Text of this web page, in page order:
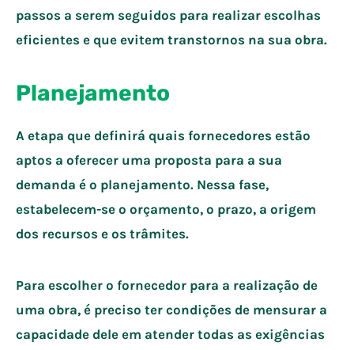
passos a serem seguidos para realizar escolhas
eficientes e que evitem transtornos na sua obra.
Planejamento
A etapa que definirá quais fornecedores estão
aptos a oferecer uma proposta para a sua
demanda é o planejamento. Nessa fase,
estabelecem-se o orçamento, o prazo, a origem
dos recursos e os trâmites.
Para escolher o fornecedor para a realização de
uma obra, é preciso ter condições de mensurar a
capacidade dele em atender todas as exigências